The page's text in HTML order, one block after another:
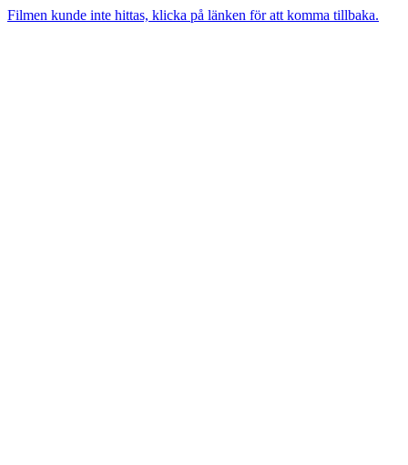
Filmen kunde inte hittas, klicka på länken för att komma tillbaka.